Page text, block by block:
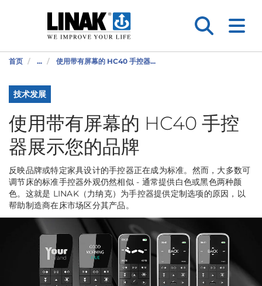
首页 ... 使用带有屏幕的 HC40 手控器...
技术发展
使用带有屏幕的 HC40 手控
器展示您的品牌
反映品牌或特定家具设计的手控器正在成为标准。然而，大多数可
调节床的标准手控器外观仍然相似 - 通常提供白色或黑色两种颜
色。这就是 LINAK（力纳克）为手控器提供定制选项的原因，以
帮助制造商在床市场区分其产品。